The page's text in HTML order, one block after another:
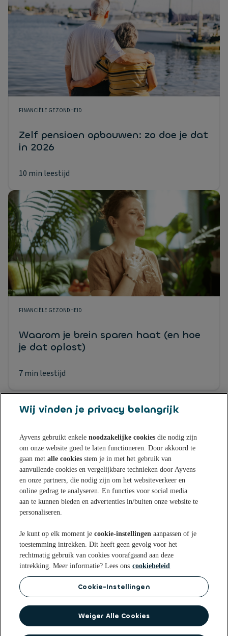
FINANCIËLE GEZONDHEID
Zelf pensioen opbouwen: zo doe je dat
in 2026
10 min leestijd
FINANCIËLE GEZONDHEID
Waarom je brein sparen haat (en hoe
je dat oplost)
7 min leestijd
Sparen bij Ayvens Bank
Onze Online Spaarrekening
Onze Spaarvormen
Onze Sparen App
Actuele rentestanden
Open een Spaarrekening
Tips & Inspiratie
Nieuws
Aanmelden nieuwsbrief
Over ons
Duurzaamheid
Voorwaarden
Klantenservice
Veelgestelde vragen
Identificatie bij Ayvens Bank
Veilig Bankieren
Privacy statement PrivacyrechtenCookie
Op de hoogte blijven? Volg ons op
Wij vinden je privacy belangrijk
Ayvens gebruikt enkelenoodzakelijke cookies die nodig zijn
om onze website goed te laten functioneren. Door akkoord te
gaan metalle cookies stem je in met het gebruik van
aanvullende cookies en vergelijkbare technieken door Ayvens
en onze partners, die nodig zijn om het websiteverkeer en
online gedrag te analyseren. En functies voor social media
aan te kunnen bieden en advertenties in/buiten onze website te
personaliseren.
Je kunt op elk moment jecookie-instellingen aanpassen of je
toestemming intrekken. Dit heeft geen gevolg voor het
rechtmatig gebruik van cookies voorafgaand aan deze
intrekking. Meer informatie? Lees ons cookiebeleid
Cookie-Instellingen
Weiger Alle Cookies